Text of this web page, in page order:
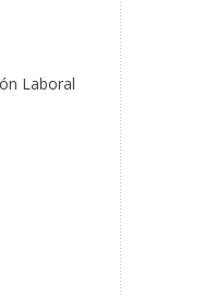
Laboral